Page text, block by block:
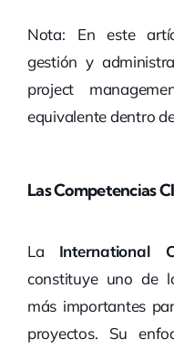
Nota: En este
gestión y
project
equivalente dentro
Las Competencias
La International
constituye uno de
más importantes
proyectos. Su